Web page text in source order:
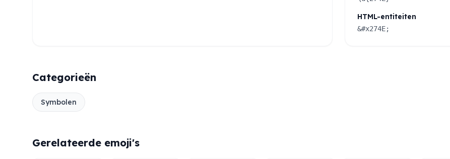
HTML-entiteiten
&#x274E;
Categorieën
Symbolen
Gerelateerde emoji's